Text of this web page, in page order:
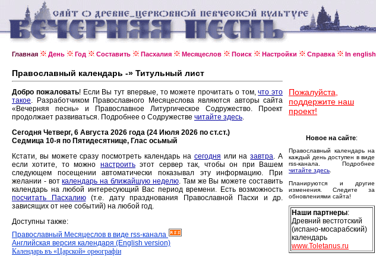
Главная День Год Составить Пасхалия Месяцеслов Поиск Настройки Справка In english
Православный календарь -» Титульный лист
Добро пожаловать! Если Вы тут впервые, то можете прочитать о том,что это
такое. Разработчиком Православного Месяцеслова являются авторы сайта
«Вечерняя песнь» и Православное Литургическое Содружество. Проект
продолжает развиваться. Подробнее о Содружестве читайте здесь.
Сегодня Четверг, 6 Августа 2026 года (24 Июля 2026 по ст.ст.)
Седмица 10-я по Пятидесятнице, Глас осьмый
Кстати, вы можете сразу посмотреть календарь на сегодня или назавтра. А
если хотите, то можно настроитьэтот сервер так, чтобы он при Вашем
следующем посещении автоматически показывал эту информацию. При
желании - воткалендарь на ближайшую неделю. Там же Вы можете составить
календарь на любой интересующий Вас период времени. Есть возможность
посчитать Пасхалию(т.е. дату празднования Православной Пасхи и др.
зависящих от нее событий) на любой год.
Доступны также:
Православный Месяцеслов в виде rss-канала
Английская версия календаря (English version)
Календарь въ «Царской» орѳографiи
Пожалуйста,
поддержите наш
проект!
Новое на сайте:
Православный календарь на
каждый день доступен в виде
rss-канала. Подробнее
читайте здесь
Планируются и другие
изменения. Следите за
обновлениями сайта!
Наши партнеры:
Древний вестготский
(испано-мосарабский)
календарь
www.Toletanus.ru